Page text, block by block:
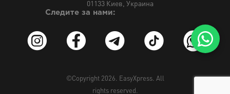
01133 Киев, Украина
Следите за нами:
©Copyright 2026. EasyXpress. All
rights reserved.